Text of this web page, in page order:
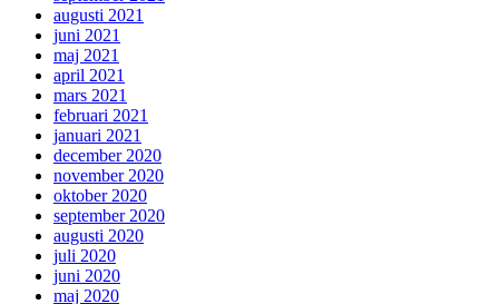
augusti 2021
juni 2021
maj 2021
april 2021
mars 2021
februari 2021
januari 2021
december 2020
november 2020
oktober 2020
september 2020
augusti 2020
juli 2020
juni 2020
maj 2020